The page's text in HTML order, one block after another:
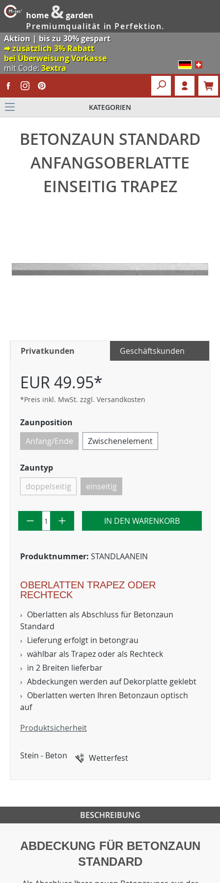
home &garden
Premiumqualität in Perfektion.
Aktion | bis zu 30% gespart
🠮 zusätzlich 3% Rabatt
bei Überweisung Vorkasse
mit Code:3extra
KATEGORIEN
BETONZAUN STANDARD
ANFANGSOBERLATTE
EINSEITIG TRAPEZ
Privatkunden Geschäftskunden
EUR 49.95*
*Preis inkl. MwSt. zzgl. Versandkosten
Zaunposition
Anfang/Ende
Zwischenelement
Zauntyp
doppelseitig
einseitig
IN DEN WARENKORB
Produktnummer: STANDLAANEIN
OBERLATTEN TRAPEZ ODER
RECHTECK
Oberlatten als Abschluss für Betonzaun
Standard
Lieferung erfolgt in betongrau
wählbar als Trapez oder als Rechteck
in 2 Breiten lieferbar
Abdeckungen werden auf Dekorplatte geklebt
Oberlatten werten Ihren Betonzaun optisch
auf
Produktsicherheit
Stein - Beton Wetterfest
BESCHREIBUNG
ABDECKUNG FÜR BETONZAUN
STANDARD